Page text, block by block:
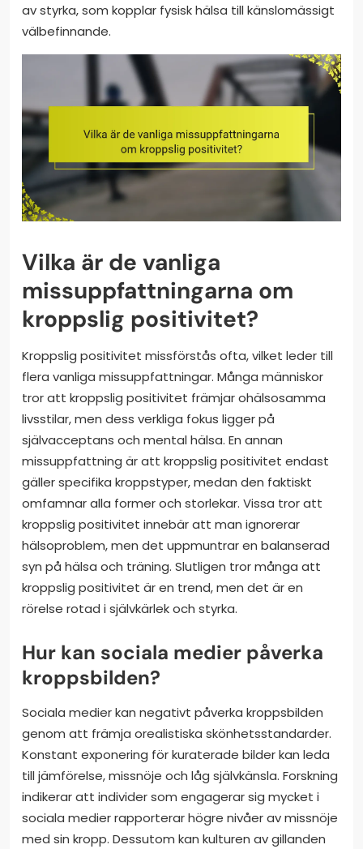
av styrka, som kopplar fysisk hälsa till känslomässigt
välbefinnande.
Vilka är de vanliga
missuppfattningarna om
kroppslig positivitet?
Kroppslig positivitet missförstås ofta, vilket leder till
flera vanliga missuppfattningar. Många människor
tror att kroppslig positivitet främjar ohälsosamma
livsstilar, men dess verkliga fokus ligger på
självacceptans och mental hälsa. En annan
missuppfattning är att kroppslig positivitet endast
gäller specifika kroppstyper, medan den faktiskt
omfamnar alla former och storlekar. Vissa tror att
kroppslig positivitet innebär att man ignorerar
hälsoproblem, men det uppmuntrar en balanserad
syn på hälsa och träning. Slutligen tror många att
kroppslig positivitet är en trend, men det är en
rörelse rotad i självkärlek och styrka.
Hur kan sociala medier påverka
kroppsbilden?
Sociala medier kan negativt påverka kroppsbilden
genom att främja orealistiska skönhetsstandarder.
Konstant exponering för kuraterade bilder kan leda
till jämförelse, missnöje och låg självkänsla. Forskning
indikerar att individer som engagerar sig mycket i
sociala medier rapporterar högre nivåer av missnöje
med sin kropp. Dessutom kan kulturen av gillanden